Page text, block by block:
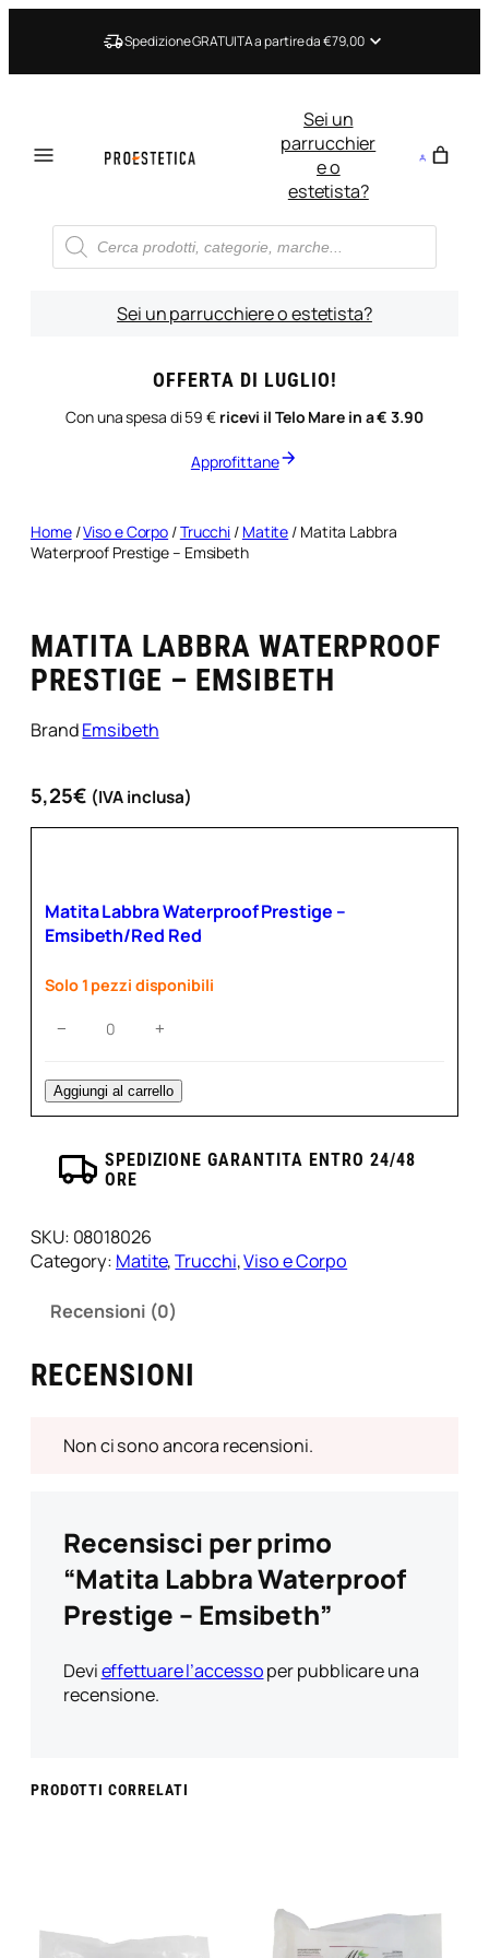
Spedizione GRATUITA a partire da €79,00
Sei un
parrucchier
e o
estetista?
Ricerca
prodotti
Sei un parrucchiere o estetista?
OFFERTA DI LUGLIO!
Con una spesa di 59 € ricevi il Telo Mare in a € 3.90
Approfittane
Home/Viso e Corpo /Trucchi / Matite / Matita Labbra
Waterproof Prestige – Emsibeth
MATITA LABBRA WATERPROOF
PRESTIGE – EMSIBETH
BrandEmsibeth
5,25€ (IVA inclusa)
Prestige
–
Red
quantità
− +
Matita Labbra Waterproof Prestige –
Emsibeth/Red Red
Solo 1 pezzi disponibili
Aggiungi al carrello
SPEDIZIONE GARANTITA ENTRO 24/48
ORE
SKU: 08018026
Category: Matite, Trucchi, Viso e Corpo
Recensioni (0)
RECENSIONI
Non ci sono ancora recensioni.
Recensisci per primo
“Matita Labbra Waterproof
Prestige – Emsibeth”
Devieffettuare l’accessoper pubblicare una
recensione.
PRODOTTI CORRELATI